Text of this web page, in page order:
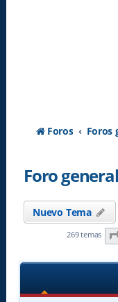
Foros Foros
Foro
Nuevo Tema
269 temas